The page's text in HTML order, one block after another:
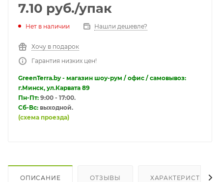
7.10 руб./упак
Нет в наличии Нашли дешевле?
Хочу в подарок
Гарантия низких цен!
GreenTerra.by - магазин шоу-рум / офис / самовывоз:
г.Минск, ул.Карвата 89
Пн-Пт: 9:00 - 17:00.
Сб-Вс: выходной.
(схема проезда)
ОПИСАНИЕ ОТЗЫВЫ ХАРАКТЕРИСТИКИ